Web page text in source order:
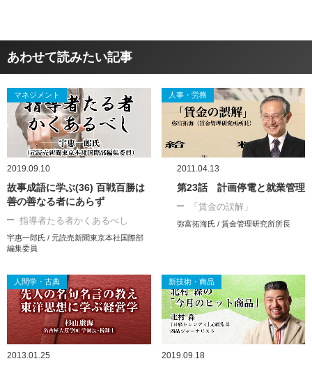
あわせて読みたい記事
マネジメント
2019.09.10
故事成語に学ぶ(36) 百戦百勝は
善の善なる者にあらず
指導者たる者かくあるべし
宇惠一郎氏 / 元読売新聞東京本社国際部
編集委員
人事・労務
2011.04.13
第23話 計画停電と就業管理
「賃金の誤解」
弥富拓海氏 / 賃金管理研究所所長
人間学・古典
2013.01.25
新技術・商品
2019.09.18